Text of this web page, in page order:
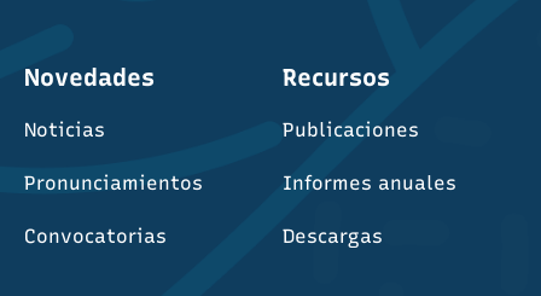
Novedades
Noticias
Pronunciamientos
Convocatorias
Recursos
Publicaciones
Informes anuales
Descargas